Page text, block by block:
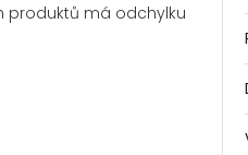
produktů má odchylku